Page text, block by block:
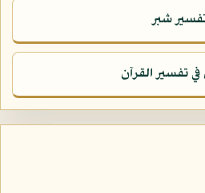
شبر
في تفسير القرآن